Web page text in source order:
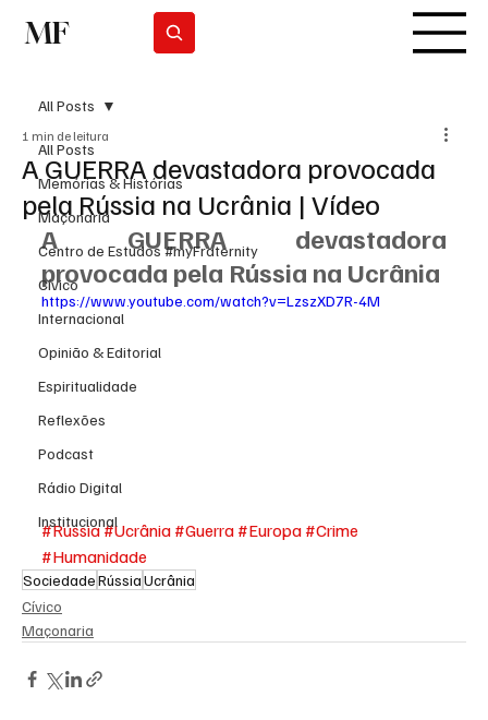
MF
All Posts
Memórias & Histórias
Maçonaria
Centro de Estudos #myFraternity
Cívico
Internacional
Opinião & Editorial
Espiritualidade
Reflexões
Podcast
Rádio Digital
Institucional
All Posts
A GUERRA devastadora provocada
pela Rússia na Ucrânia | Vídeo
1 min de leitura
A GUERRA devastadora
provocada pela Rússia na Ucrânia
https://www.youtube.com/watch?v=LzszXD7R-4M
#Rússia#Ucrânia #Guerra #Europa #Crime
#Humanidade
SociedadeRússiaUcrânia
Cívico
Maçonaria